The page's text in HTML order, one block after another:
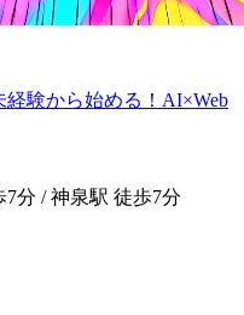
経験から始める！AI×Web
分 / 神泉駅 徒歩7分